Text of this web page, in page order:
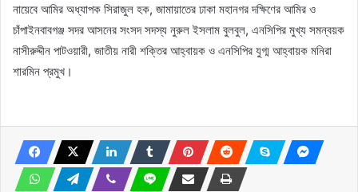
নায়েবে আমির অধ্যাপক সিরাজুল হক, জামায়াতের ঢাকা মহানগর দক্ষিণের আমির ও
চাঁপাইনবাবগঞ্জ সদর আসনের সংসদ সদস্য নুরুল ইসলাম বুলবুল, এনসিপির মুখ্য সমন্বয়ক
নাসীরুদ্দীন পাটওয়ারী, জাতীয় নারী শক্তির আহ্বায়ক ও এনসিপির যুগ্ম আহ্বায়ক মনিরা
শারমিন প্রমুখ।